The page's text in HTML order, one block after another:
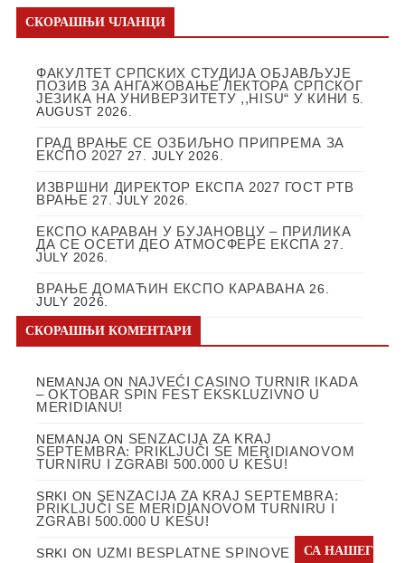
СКОРАШЊИ ЧЛАНЦИ
ФАКУЛТЕТ СРПСКИХ СТУДИЈА ОБЈАВЉУЈЕ
ПОЗИВ ЗА АНГАЖОВАЊЕ ЛЕКТОРА СРПСКОГ
ЈЕЗИКА НА УНИВЕРЗИТЕТУ ,,HISU“ У КИНИ 5.
AUGUST 2026.
ГРАД ВРАЊЕ СЕ ОЗБИЉНО ПРИПРЕМА ЗА
ЕКСПО 2027 27. JULY 2026.
ИЗВРШНИ ДИРЕКТОР ЕКСПА 2027 ГОСТ РТВ
ВРАЊЕ 27. JULY 2026.
ЕКСПО КАРАВАН У БУЈАНОВЦУ – ПРИЛИКА
ДА СЕ ОСЕТИ ДЕО АТМОСФЕРЕ ЕКСПА 27.
JULY 2026.
ВРАЊЕ ДОМАЋИН ЕКСПО КАРАВАНА 26.
JULY 2026.
СКОРАШЊИ КОМЕНТАРИ
NEMANJAON NAJVEĆI CASINO TURNIR IKADA
– OKTOBAR SPIN FEST EKSKLUZIVNO U
MERIDIANU!
NEMANJAON SENZACIJA ZA KRAJ
SEPTEMBRA: PRIKLJUČI SE MERIDIANOVOM
TURNIRU I ZGRABI 500.000 U KEŠU!
SRKI ON SENZACIJA ZA KRAJ SEPTEMBRA:
PRIKLJUČI SE MERIDIANOVOM TURNIRU I
ZGRABI 500.000 U KEŠU!
SRKI ON UZMI BESPLATNE SPINOVE
СА НАШЕГ